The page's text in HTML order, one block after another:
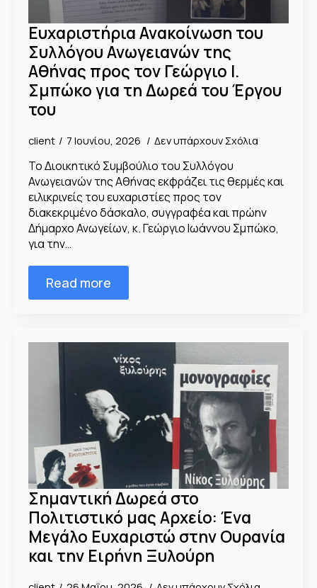
Ευχαριστήρια Ανακοίνωση του
Συλλόγου Ανωγειανών της
Αθήνας προς τον Γεώργιο Ι.
Σμπώκο για τη Δωρεά του Έργου
του
client 7 Ιουνίου, 2026 Δεν υπάρχουν Σχόλια
Το Διοικητικό Συμβούλιο του Συλλόγου
Ανωγειανών της Αθήνας εκφράζει τις θερμές και
ειλικρινείς του ευχαριστίες προς τον
διακεκριμένο δάσκαλο, συγγραφέα και πρώην
Δήμαρχο Ανωγείων, κ. Γεώργιο Ιωάννου Σμπώκο,
για την…
Read more
Σημαντική Δωρεά στο
Πολιτιστικό μας Αρχείο: Ένα
Μεγάλο Ευχαριστώ στην Ουρανία
και την Ειρήνη Ξυλούρη